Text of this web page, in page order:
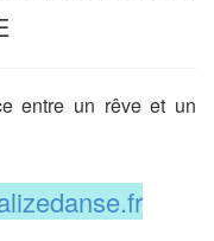
entre un rêve et un